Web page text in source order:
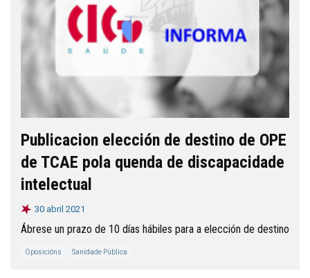
Publicacion elección de destino de OPE
de TCAE pola quenda de discapacidade
intelectual
30 abril 2021
Ábrese un prazo de 10 días hábiles para a elección de destino
Oposicións Sanidade Pública